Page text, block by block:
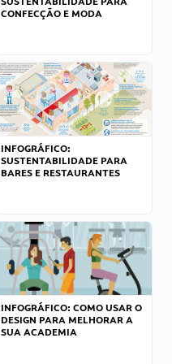
CONFECÇÃO E MODA
INFOGRÁFICO:
SUSTENTABILIDADE PARA
BARES E RESTAURANTES
INFOGRÁFICO: COMO USAR O
DESIGN PARA MELHORAR A
SUA ACADEMIA